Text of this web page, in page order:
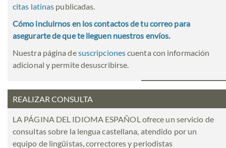
citas latinas publicadas.
Cómo incluirnos en los contactos de tu correo para
asegurarte de que te lleguen nuestros envíos.
Nuestra página desuscripcionescuenta con información
adicional y permite desuscribirse.
REALIZAR CONSULTA
LA PÁGINA DEL IDIOMA ESPAÑOL ofrece un servicio de
consultas sobre la lengua castellana, atendido por un
equipo de lingüistas, correctores y periodistas